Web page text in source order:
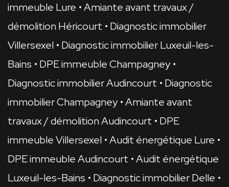
immeuble Lure
Amiante avant travaux /
démolition Héricourt
Diagnostic immobilier
Villersexel
Diagnostic immobilier Luxeuil-les-
Bains
DPE immeuble Champagney
Diagnostic immobilier Audincourt
Diagnostic
immobilier Champagney Amiante avant
travaux / démolition Audincourt
DPE
immeuble Villersexel Audit énergétique Lure
DPE immeuble Audincourt
Audit énergétique
Luxeuil-les-Bains
Diagnostic immobilier Delle